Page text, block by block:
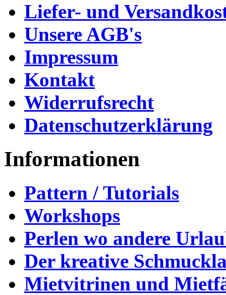
Liefer- und
Unsere AGB's
Impressum
Kontakt
Widerrufsrecht
Datenschutzerklärung
Informationen
Pattern / Tutorials
Workshops
Perlen wo andere
Der kreative
Mietvitrinen und